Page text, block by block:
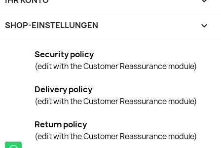
SHOP-EINSTELLUNGEN keyboard_arrow_down
Security policy
(edit with the Customer Reassurance module)
Delivery policy
(edit with the Customer Reassurance module)
Return policy
(edit with the Customer Reassurance module)